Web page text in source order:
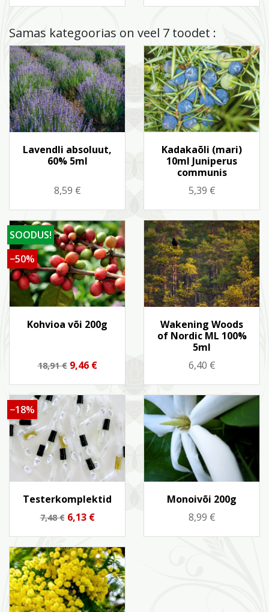
Samas kategoorias on veel 7 toodet :
Kiirvaade
Lavendli absoluut,
60% 5ml
Hind
8,59 €
Kiirvaade
Kadakaõli (mari)
10ml Juniperus
communis
Hind
5,39 €
Kiirvaade
Kohvioa või 200g
Tavahind
18,91 € Hind
9,46 €
SOODUS!
−50%
Kiirvaade
Wakening Woods
of Nordic ML 100%
5ml
Hind
6,40 €
Kiirvaade
Testerkomplektid
Tavahind
7,48 € Hind
6,13 €
−18%
Kiirvaade
Monoivõi 200g
Hind
8,99 €